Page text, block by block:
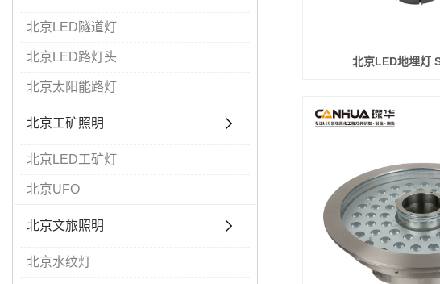
北京LED隧道灯
北京LED路灯头
北京太阳能路灯
北京工矿照明
北京LED工矿灯
北京UFO
北京文旅照明
北京水纹灯
北京LED地埋灯